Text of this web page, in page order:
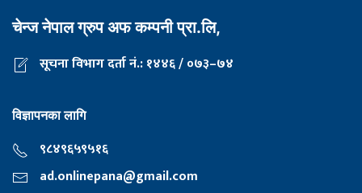
चेन्ज नेपाल ग्रुप अफ कम्पनी प्रा.लि,
सूचना विभाग दर्ता नं.: १४४६ / ०७३–७४
विज्ञापनका लागि
९८४९६५९५१६
ad.onlinepana@gmail.com